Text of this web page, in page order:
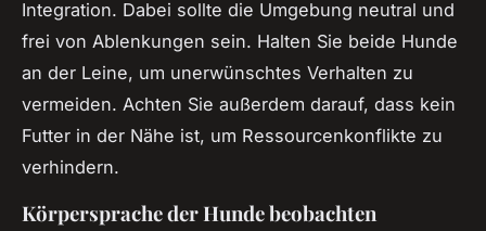
Integration. Dabei sollte die Umgebung neutral und
frei von Ablenkungen sein. Halten Sie beide Hunde
an der Leine, um unerwünschtes Verhalten zu
vermeiden. Achten Sie außerdem darauf, dass kein
Futter in der Nähe ist, um Ressourcenkonflikte zu
verhindern.
Körpersprache der Hunde beobachten